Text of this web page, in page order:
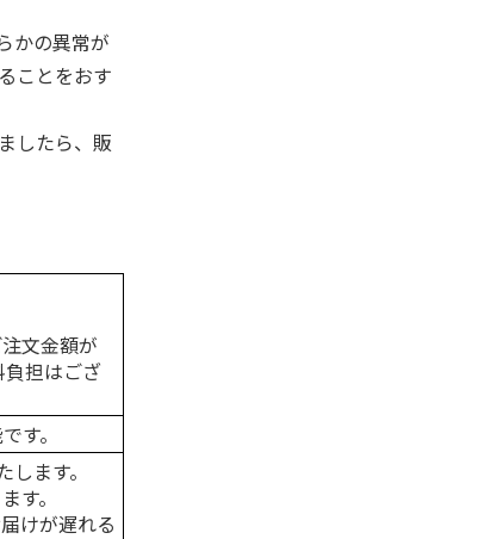
かの異常が
ことをおす
したら、販
文金額が
担はござ
す。
ます。
す。
けが遅れる